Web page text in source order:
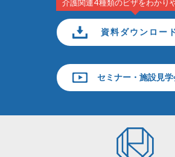
介護関連4種類のビザをわかり
資料ダウンロー
セミナー・施設見学